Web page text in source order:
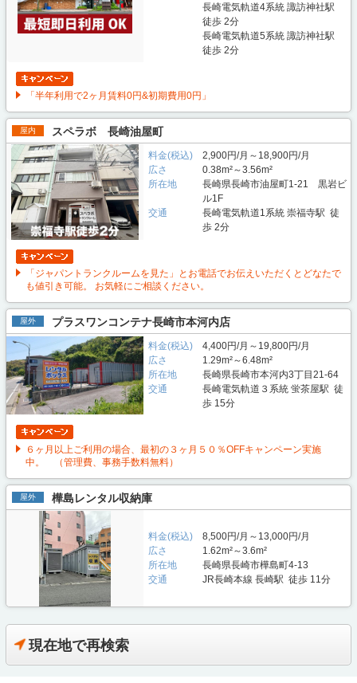
長崎電気軌道4系統 諏訪神社駅
徒歩 2分
長崎電気軌道5系統 諏訪神社駅
徒歩 2分
「半年利用で2ヶ月賃料0円&初期費用0円」
屋内 スペラボ 長崎油屋町
料金(税込)
2,900円/月～18,900円/月
広さ
0.38m²～3.56m²
所在地
長崎県長崎市油屋町1-21 黒岩ビ
ル1F
交通
長崎電気軌道1系統 崇福寺駅 徒
歩 2分
「ジャパントランクルームを見た」とお電話でお伝えいただくとどなたで
も値引き可能。 お気軽にご相談ください。
屋外 プラスワンコンテナ長崎市本河内店
料金(税込)
4,400円/月～19,800円/月
広さ
1.29m²～6.48m²
所在地
長崎県長崎市本河内3丁目21-64
交通
長崎電気軌道３系統 蛍茶屋駅 徒
歩 15分
６ヶ月以上ご利用の場合、最初の３ヶ月５０％OFFキャンペーン実施
中。 （管理費、事務手数料無料）
屋外 樺島レンタル収納庫
料金(税込)
8,500円/月～13,000円/月
広さ
1.62m²～3.6m²
所在地
長崎県長崎市樺島町4-13
交通
JR長崎本線 長崎駅 徒歩 11分
現在地で再検索